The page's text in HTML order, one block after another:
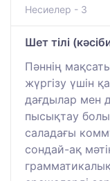
Несиелер - 3
Шет тілі
Пәннің
жүргізу үшін
дағдылар мен
пысықтау
саладағы
сондай-ақ